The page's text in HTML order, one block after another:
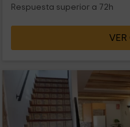
Respuesta superior a 72h
VER